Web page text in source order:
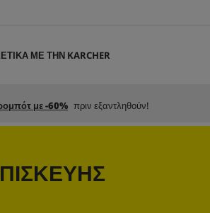
ΜΕ ΤΗΝ KARCHER
με -60% πριν εξαντληθούν!